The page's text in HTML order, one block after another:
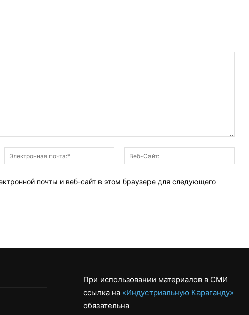
Электронная
почта:*
Сайт:
почты и веб-сайт в этом браузере для следующего
При использовании материалов в СМИ
ссылка на «Индустриальную Караганду»
обязательна